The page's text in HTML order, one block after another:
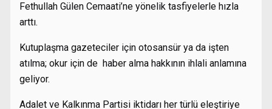
Fethullah Gülen Cemaati’ne yönelik tasfiyelerle hızla
arttı.
Kutuplaşma gazeteciler için otosansür ya da işten
atılma; okur için de haber alma hakkının ihlali anlamına
geliyor.
Adalet ve Kalkınma Partisi iktidarı her türlü eleştiriye